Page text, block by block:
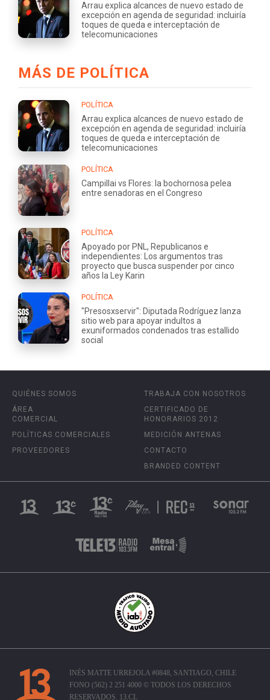
Arrau explica alcances de nuevo estado de
excepción en agenda de seguridad: incluiría
toques de queda e interceptación de
telecomunicaciones
MÁS DE POLÍTICA
POLÍTICA
Arrau explica alcances de nuevo estado de
excepción en agenda de seguridad: incluiría
toques de queda e interceptación de
telecomunicaciones
POLÍTICA
Campillai vs Flores: la bochornosa pelea
entre senadoras en el Congreso
POLÍTICA
Apoyado por PNL, Republicanos e
independientes: Los argumentos tras
proyecto que busca suspender por cinco
años la Ley Karin
POLÍTICA
"Presosxservir": Diputada Rodríguez lanza
sitio web para apoyar indultos a
exuniformados condenados tras estallido
social
QUIÉNES SOMOS
ÁREA
COMERCIAL
POLÍTICAS COMERCIALES
PROVEEDORES
TRABAJA CON NOSOTROS
CERTIFICADO DE
HONORARIOS 2012
MEDICIÓN ANTENAS
CONTACTO
BRANDED CONTENT
INÉS MATTE URREJOLA #0848, SANTIAGO, CHILE
FONO (562) 2 251 4000 © TODOS LOS DERECHOS
RESERVADOS. 13.CL